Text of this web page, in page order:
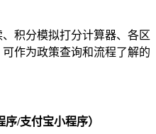
积分模拟打分计算器、各区
作为政策查询和流程了解的
/支付宝小程序）